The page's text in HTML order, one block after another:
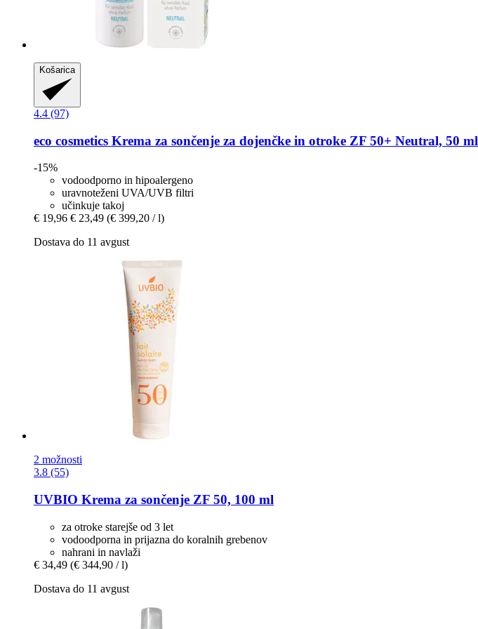
Košarica
4.4 (97)
eco cosmetics Krema za sončenje za dojenčke in otroke ZF 50+ Neutral, 50 ml
-15%
vodoodporno in hipoalergeno
uravnoteženi UVA/UVB filtri
učinkuje takoj
€ 19,96 € 23,49 (€ 399,20 / l)
Dostava do 11 avgust
2 možnosti
3.8 (55)
UVBIO Krema za sončenje ZF 50, 100 ml
za otroke starejše od 3 let
vodoodporna in prijazna do koralnih grebenov
nahrani in navlaži
€ 34,49 (€ 344,90 / l)
Dostava do 11 avgust